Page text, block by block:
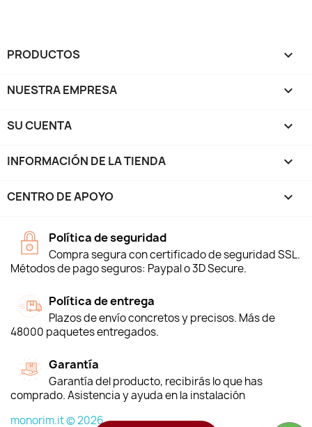
PRODUCTOS 
NUESTRA EMPRESA 
SU CUENTA 
INFORMACIÓN DE LA TIENDA keyboard_arrow_down
CENTRO DE APOYO 
Política de seguridad
Compra segura con certificado de seguridad SSL.
Métodos de pago seguros: Paypal o 3D Secure.
Política de entrega
Plazos de envío concretos y precisos. Más de
48000 paquetes entregados.
Garantía
Garantía del producto, recibirás lo que has
comprado. Asistencia y ayuda en la instalación
monorim.it © 2026